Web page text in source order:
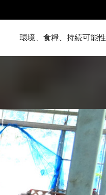
環境、食糧、持続可能性